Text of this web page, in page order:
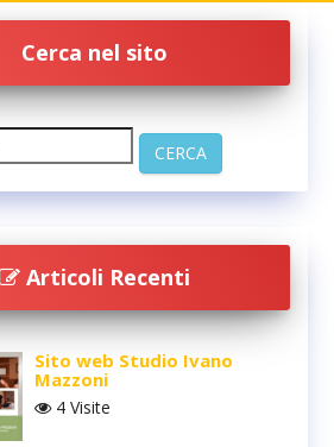
Cerca nel sito
Articoli Recenti
Sito web Studio Ivano
Mazzoni
4 Visite